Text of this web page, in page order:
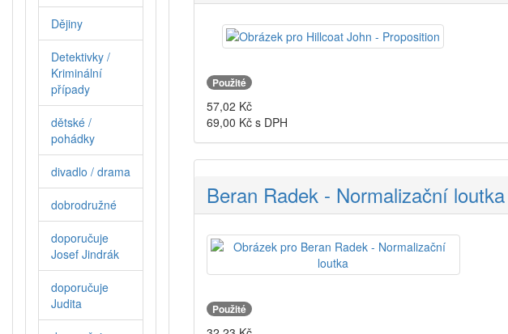
Použité
57,02 Kč
69,00 Kč s DPH
Beran Radek - Normalizační loutka
Použité
Dějiny
Detektivky /
Kriminální
případy
dětské /
pohádky
divadlo / drama
dobrodružné
doporučuje
Josef Jindrák
doporučuje
Judita